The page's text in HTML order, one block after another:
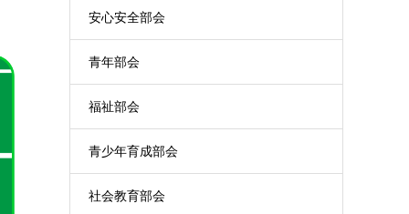
安心安全部会
青年部会
福祉部会
青少年育成部会
社会教育部会